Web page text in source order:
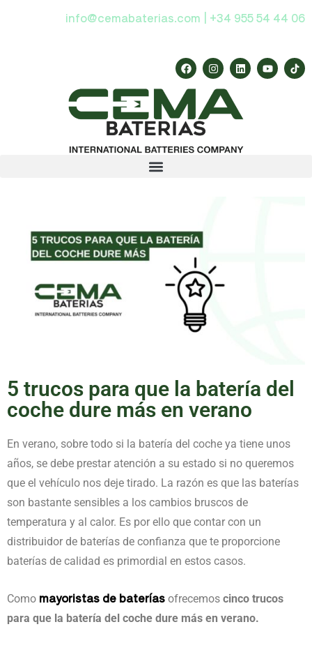
info@cemabaterias.com | +34 955 54 44 06
5 trucos para que la batería del
coche dure más en verano
En verano, sobre todo si la batería del coche ya tiene unos
años, se debe prestar atención a su estado si no queremos
que el vehículo nos deje tirado. La razón es que las baterías
son bastante sensibles a los cambios bruscos de
temperatura y al calor. Es por ello que contar con un
distribuidor de baterías de confianza que te proporcione
baterías de calidad es primordial en estos casos.
Como mayoristas de baterías ofrecemos cinco trucos
para que la batería del coche dure más en verano.